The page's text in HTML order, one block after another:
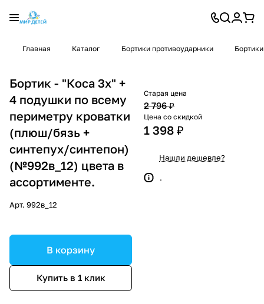
Главная Каталог Бортики противоударники
Бортик - "Коса 3х" +
4 подушки по всему
периметру кроватки
(плюш/бязь +
синтепух/синтепон)
(№992в_12) цвета в
ассортименте.
Арт. 992в_12
В корзину
Купить в 1 клик
Старая цена
2 796 ₽
Цена со скидкой
1 398 ₽
Нашли дешевле?
.